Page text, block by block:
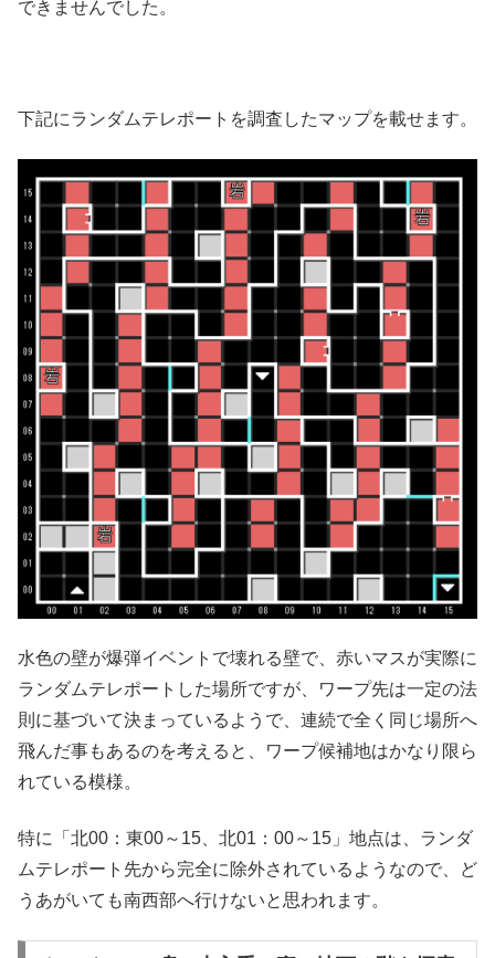
できませんでした。
下記にランダムテレポートを調査したマップを載せます。
水色の壁が爆弾イベントで壊れる壁で、赤いマスが実際に
ランダムテレポートした場所ですが、ワープ先は一定の法
則に基づいて決まっているようで、連続で全く同じ場所へ
飛んだ事もあるのを考えると、ワープ候補地はかなり限ら
れている模様。
特に「北00：東00～15、北01：00～15」地点は、ランダ
ムテレポート先から完全に除外されているようなので、ど
うあがいても南西部へ行けないと思われます。